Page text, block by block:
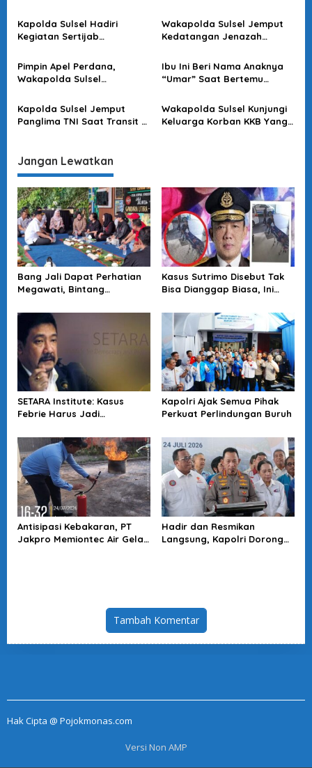
o
s
Kapolda Sulsel Hadiri
Kegiatan Sertijab
AU Sultan Hasanuddin
Wakapolda Sulsel Jemput
Kedatangan Jenazah
Sultan Hasanuddin
Pimpin Apel Perdana,
Wakapolda Sulsel
Ibu Ini Beri Nama Anaknya
“Umar” Saat Bertemu
Kapolda Sulsel Jemput
Panglima TNI Saat Transit Di
Wakapolda Sulsel Kunjungi
Keluarga Korban KKB Yang
Jangan Lewatkan
Bang Jali Dapat Perhatian
Megawati, Bintang
Pojok Baca
Kasus Sutrimo Disebut Tak
Bisa Dianggap Biasa, Ini
Tuntas
SETARA Institute: Kasus
Febrie Harus Jadi
Akuntabilitas Penegakan
Hukum
Kapolri Ajak Semua Pihak
Perkuat Perlindungan Buruh
Antisipasi Kebakaran, PT
Jakpro Memiontec Air Gelar
Hadir dan Resmikan
Langsung, Kapolri Dorong
Tambah Komentar
Hak Cipta @ Pojokmonas.com
Versi Non AMP